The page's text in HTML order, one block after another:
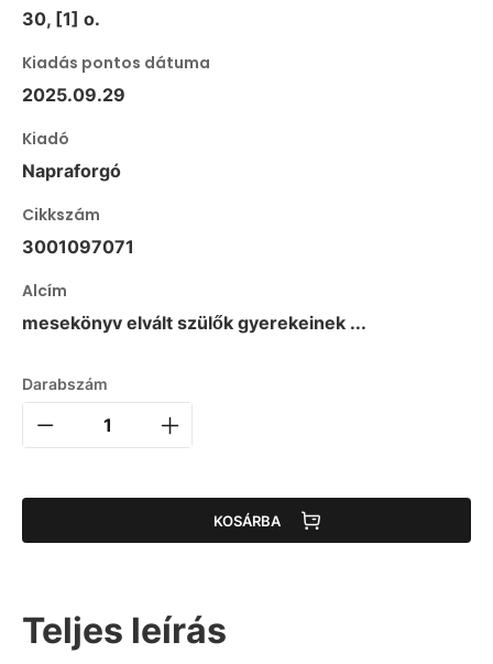
30, [1] o.
Kiadás pontos dátuma
2025.09.29
Kiadó
Napraforgó
Cikkszám
3001097071
Alcím
mesekönyv elvált szülők gyerekeinek ...
Darabszám
KOSÁRBA
Teljes leírás